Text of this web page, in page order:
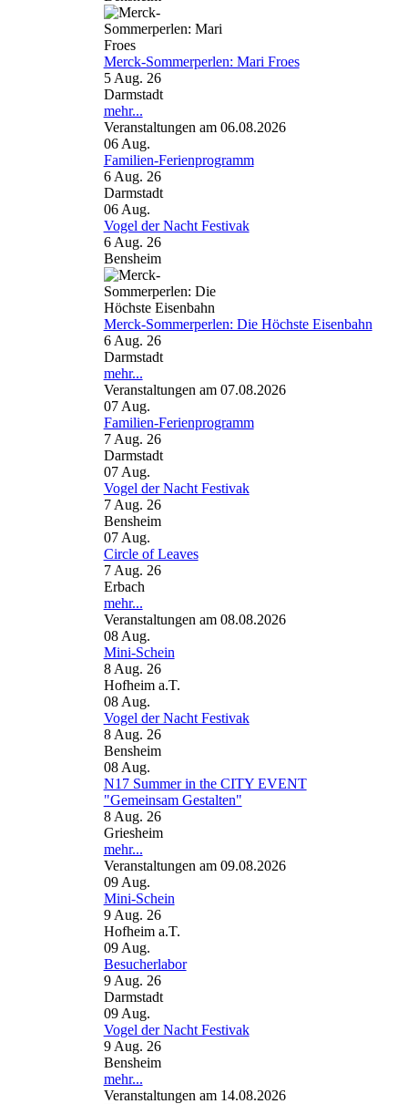
Merck-Sommerperlen: Mari Froes
5 Aug. 26
Darmstadt
mehr...
Veranstaltungen am 06.08.2026
06 Aug.
Familien-Ferienprogramm
6 Aug. 26
Darmstadt
06 Aug.
Vogel der Nacht Festivak
6 Aug. 26
Bensheim
Merck-Sommerperlen: Die Höchste Eisenbahn
6 Aug. 26
Darmstadt
mehr...
Veranstaltungen am 07.08.2026
07 Aug.
Familien-Ferienprogramm
7 Aug. 26
Darmstadt
07 Aug.
Vogel der Nacht Festivak
7 Aug. 26
Bensheim
07 Aug.
Circle of Leaves
7 Aug. 26
Erbach
mehr...
Veranstaltungen am 08.08.2026
08 Aug.
Mini-Schein
8 Aug. 26
Hofheim a.T.
08 Aug.
Vogel der Nacht Festivak
8 Aug. 26
Bensheim
08 Aug.
N17 Summer in the CITY EVENT
"Gemeinsam Gestalten"
8 Aug. 26
Griesheim
mehr...
Veranstaltungen am 09.08.2026
09 Aug.
Mini-Schein
9 Aug. 26
Hofheim a.T.
09 Aug.
Besucherlabor
9 Aug. 26
Darmstadt
09 Aug.
Vogel der Nacht Festivak
9 Aug. 26
Bensheim
mehr...
Veranstaltungen am 14.08.2026